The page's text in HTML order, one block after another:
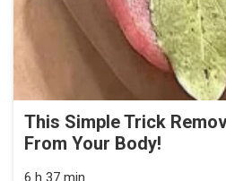
This Simple Trick
From Your Body!
6 h 37 min